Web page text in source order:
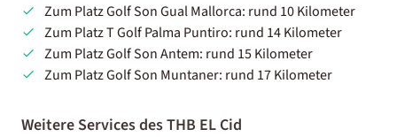
Zum Platz Golf Son Gual Mallorca: rund 10 Kilometer
Zum Platz T Golf Palma Puntiro: rund 14 Kilometer
Zum Platz Golf Son Antem: rund 15 Kilometer
Zum Platz Golf Son Muntaner: rund 17 Kilometer
Weitere Services des THB EL Cid